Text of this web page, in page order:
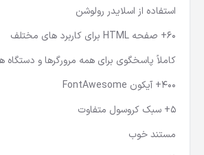
استفاده از اسلایدر رولوشن
60+ صفحه HTML برای کاربرد های مختلف
کاملاً پاسخگوی برای همه مرورگرها و دستگاه
400+ آیکون FontAwesome
5+ سبک کروسول متفاوت
مستند خوب